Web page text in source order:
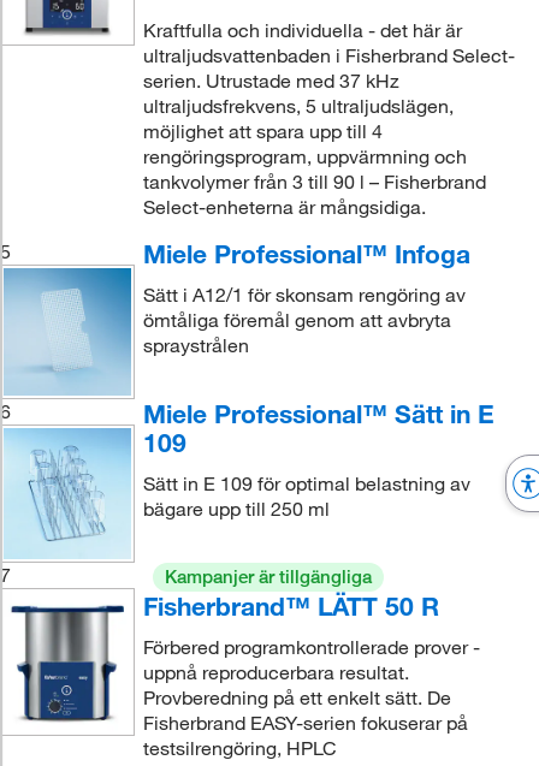
Kraftfulla och individuella - det här är
ultraljudsvattenbaden i Fisherbrand Select-
serien. Utrustade med 37 kHz
ultraljudsfrekvens, 5 ultraljudslägen,
möjlighet att spara upp till 4
rengöringsprogram, uppvärmning och
tankvolymer från 3 till 90 l – Fisherbrand
Select-enheterna är mångsidiga.
5
Miele Professional™ Infoga
Sätt i A12/1 för skonsam rengöring av
ömtåliga föremål genom att avbryta
spraystrålen
6
Miele Professional™ Sätt in E
109
Sätt in E 109 för optimal belastning av
bägare upp till 250 ml
7 Kampanjer är tillgängliga
Fisherbrand™ LÄTT 50 R
Förbered programkontrollerade prover -
uppnå reproducerbara resultat.
Provberedning på ett enkelt sätt. De
Fisherbrand EASY-serien fokuserar på
testsilrengöring, HPLC